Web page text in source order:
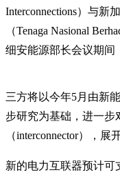
Interconnections）与新
（Tenaga Nasional
细安能源部长会议期间
三方将以今年5月由新
步研究为基础，进一步
（interconnector），
新的电力互联器预计可